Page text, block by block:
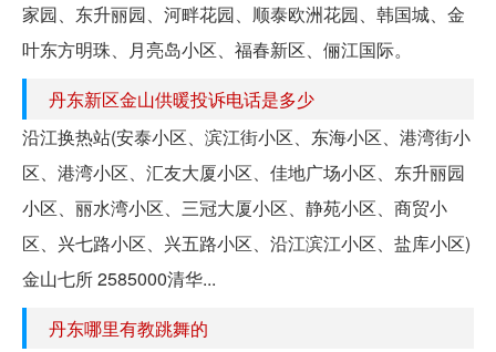
家园、东升丽园、河畔花园、顺泰欧洲花园、韩国城、金
叶东方明珠、月亮岛小区、福春新区、俪江国际。
丹东新区金山供暖投诉电话是多少
沿江换热站(安泰小区、滨江街小区、东海小区、港湾街小
区、港湾小区、汇友大厦小区、佳地广场小区、东升丽园
小区、丽水湾小区、三冠大厦小区、静苑小区、商贸小
区、兴七路小区、兴五路小区、沿江滨江小区、盐库小区)
金山七所 2585000清华...
丹东哪里有教跳舞的